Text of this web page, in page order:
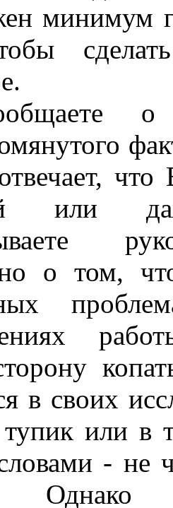
минимум
о
или
о том,
в своих
или в
- не
Однако